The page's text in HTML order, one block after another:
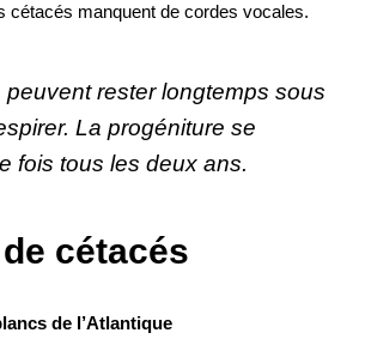
cétacés manquent de cordes vocales.
rester longtemps sous
La progéniture se
fois tous les deux ans.
cétacés
de l’Atlantique